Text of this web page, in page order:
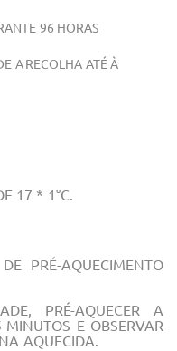
96 HORAS
ARECOLHA ATÉ À
17 * 1°C.
DE PRÉ-AQUECIMENTO
PRÉ-AQUECER A
MINUTOS E OBSERVAR
AQUECIDA.